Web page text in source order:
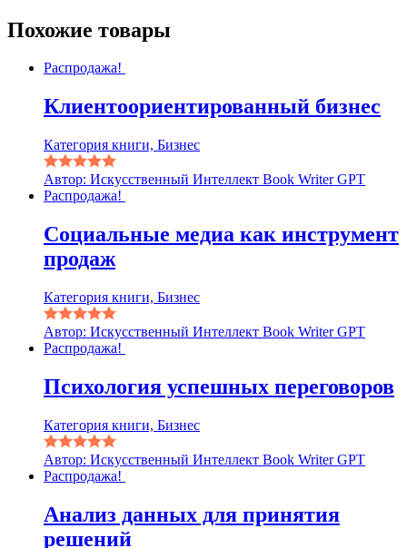
Похожие товары
Распродажа!
Клиентоориентированный бизнес
Категория книги, Бизнес
Автор: Искусственный Интеллект Book Writer GPT
Распродажа!
Социальные медиа как инструмент
продаж
Категория книги, Бизнес
Автор: Искусственный Интеллект Book Writer GPT
Распродажа!
Психология успешных переговоров
Категория книги, Бизнес
Автор: Искусственный Интеллект Book Writer GPT
Распродажа!
Анализ данных для принятия
решений